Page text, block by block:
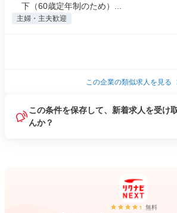
下（60歳定年制のため）...
主婦・主夫歓迎
この企業の類似求人を見る
この条件を保存して、新着求人を受け
んか？
無料